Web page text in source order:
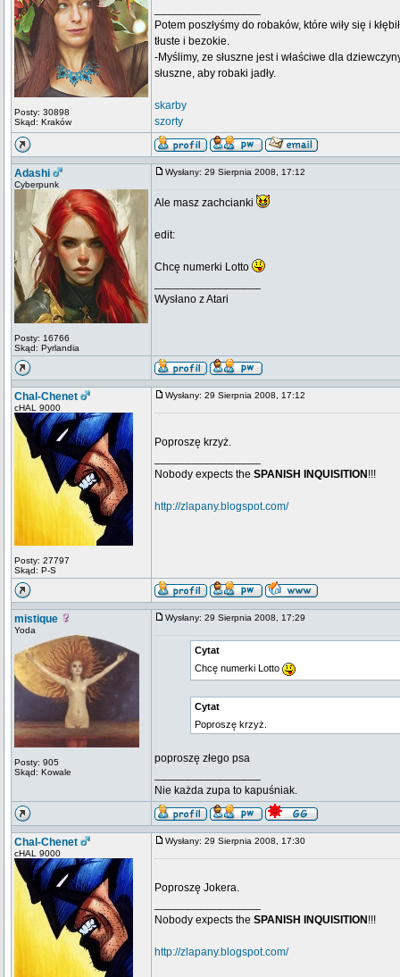
Posty: 30898
Skąd: Kraków
Potem poszłyśmy do robaków, które wiły się i
tłuste i bezokie.
-Myślimy, ze słuszne jest i właściwe dla
słuszne, aby robaki jadły.
skarby
szorty
Adashi
Cyberpunk
Posty: 16766
Skąd: Pyrlandia
Wysłany: 29 Sierpnia 2008, 17:12
Ale masz zachcianki
edit:
Chcę numerki Lotto
Wysłano z Atari
Chal-Chenet
cHAL 9000
Posty: 27797
Skąd: P-S
Wysłany: 29 Sierpnia 2008, 17:12
Poproszę krzyż.
Nobody expects the SPANISH INQUISITION !!!
http://zlapany.blogspot.com/
mistique
Yoda
Posty: 905
Skąd: Kowale
Wysłany: 29 Sierpnia 2008, 17:29
Cytat
Chcę numerki Lotto
Cytat
Poproszę krzyż.
poproszę złego psa
Nie każda zupa to kapuśniak.
Chal-Chenet
cHAL 9000
Wysłany: 29 Sierpnia 2008, 17:30
Poproszę Jokera.
Nobody expects the SPANISH INQUISITION !!!
http://zlapany.blogspot.com/